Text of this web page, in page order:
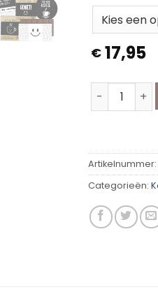
€ 17,95
Koffie
Artikelnummer:
Categorieën: